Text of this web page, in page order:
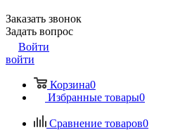
Заказать звонок
Задать вопрос
Войти
войти
Корзина0
Избранные товары0
Сравнение товаров0